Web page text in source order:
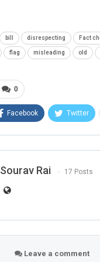
bill disrespecting Fact
flag misleading old
0
Facebook Twitter
Sourav Rai 17 Posts
Leave a comment